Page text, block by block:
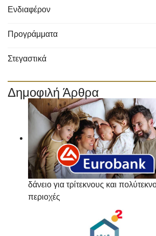
Ενδιαφέρον
Προγράμματα
Στεγαστικά
Δημοφιλή Άρθρα
δάνειο για τρίτεκνους και
περιοχές